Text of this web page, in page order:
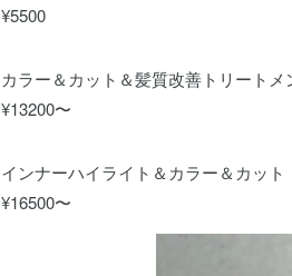
¥5500
カラー＆カット＆髪質改善トリートメ
¥13200〜
インナーハイライト＆カラー＆カット
¥16500〜